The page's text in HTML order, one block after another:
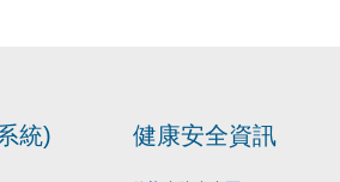
統) 健康安全資訊